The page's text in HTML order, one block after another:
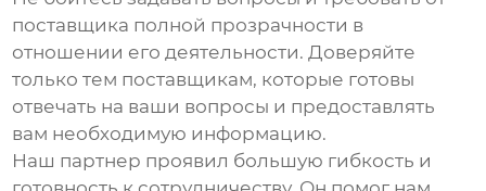
поставщика полной прозрачности в
отношении его деятельности. Доверяйте
только тем поставщикам, которые готовы
отвечать на ваши вопросы и предоставлять
вам необходимую информацию.
Наш партнер проявил большую гибкость и